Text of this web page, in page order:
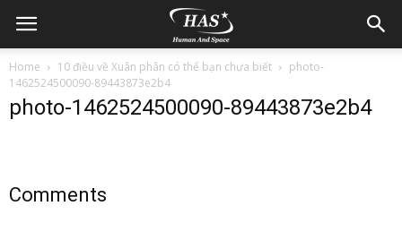
Home 10 điều về Xuân phân có thể bạn chưa biết
photo-
1462524500090-89443873e2b4
photo-1462524500090-89443873e2b4
Comments